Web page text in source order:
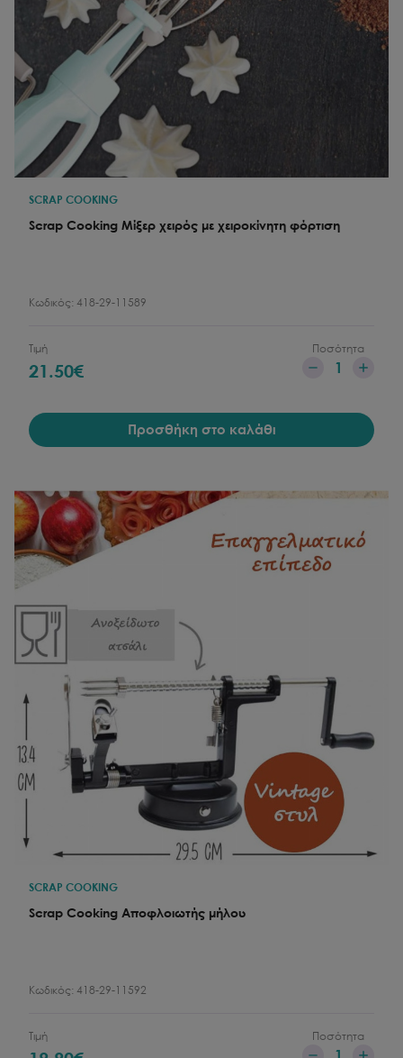
SCRAP COOKING
Scrap Cooking Μίξερ χειρός με χειροκίνητη φόρτιση
Κωδικός: 418-29-11589
Τιμή
21.50€
Ποσότητα
1
Προσθήκη στο καλάθι
SCRAP COOKING
Scrap Cooking Αποφλοιωτής μήλου
Κωδικός: 418-29-11592
Τιμή Ποσότητα